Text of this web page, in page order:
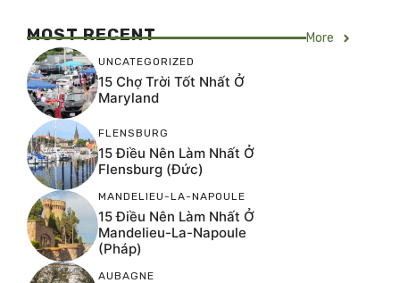
MOST RECENT More
UNCATEGORIZED
15 Chợ Trời Tốt Nhất Ở
Maryland
FLENSBURG
15 Điều Nên Làm Nhất Ở
Flensburg (Đức)
MANDELIEU-LA-NAPOULE
15 Điều Nên Làm Nhất Ở
Mandelieu-La-Napoule
(Pháp)
AUBAGNE